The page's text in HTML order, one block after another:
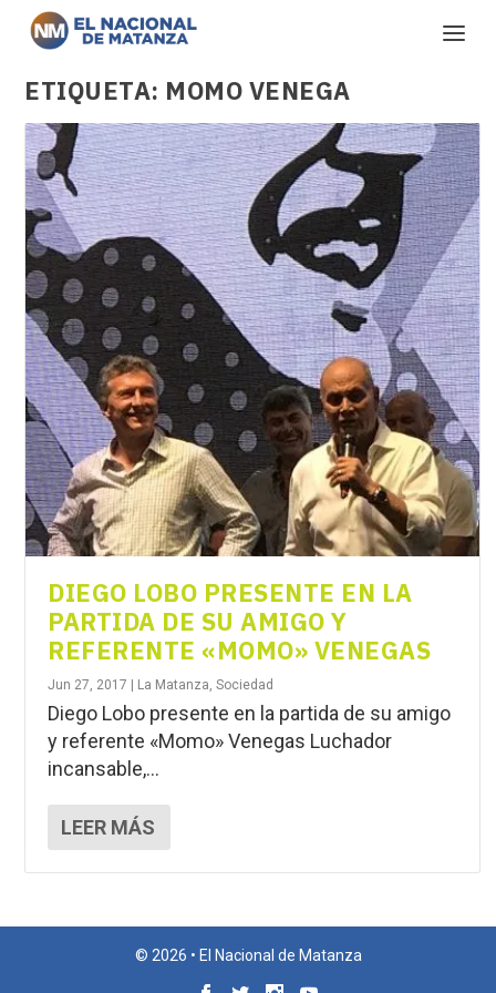
ETIQUETA: MOMO VENEGA
DIEGO LOBO PRESENTE EN LA
PARTIDA DE SU AMIGO Y
REFERENTE «MOMO» VENEGAS
Jun 27, 2017 La Matanza,Sociedad
Diego Lobo presente en la partida de su amigo
y referente «Momo» Venegas Luchador
incansable,...
LEER MÁS
© 2026 • El Nacional de Matanza